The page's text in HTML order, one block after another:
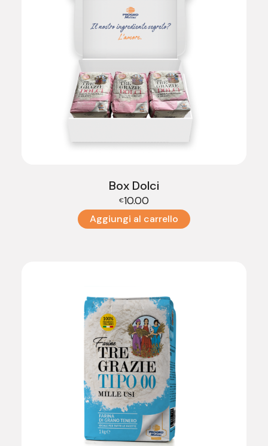
Box Dolci
€10.00
Aggiungi al carrello